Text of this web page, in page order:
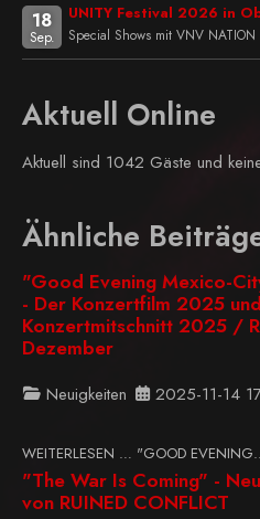
18
Sep.
UNITY Festival 2026 in
Special Shows mit VNV
Aktuell Online
Aktuell sind 1042 Gäste und
Ähnliche
"Good Evening Mexico-
- Der Konzertfilm 2025
Konzertmitschnitt 2025 /
Dezember
Neuigkeiten 2025-11-14
WEITERLESEN … "GOOD
"The War Is Coming" -
von RUINED CONFLICT